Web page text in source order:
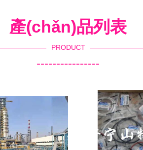
產(chǎn)品列表
PRODUCT
----------------